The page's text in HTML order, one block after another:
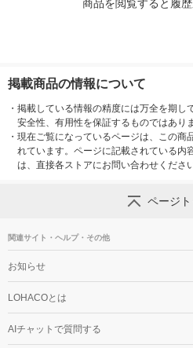
商品を閲覧すると履
掲載商品の情報について
・ 掲載している情報の精度には万全を期し
安全性、有用性を保証するものではあり
・ 現在ご覧になっているページは、この商
れています。ページに記載されている内
は、直接各ストアにお問い合わせください
ページ
関連サイト・ヘルプ・その他
お知らせ
LOHACOとは
AIチャットで質問する